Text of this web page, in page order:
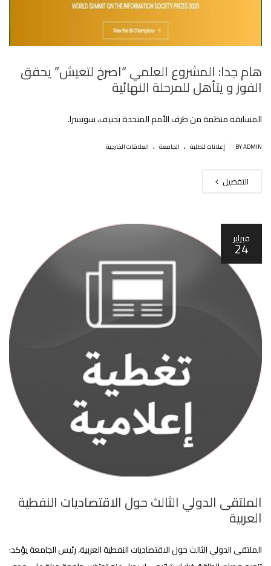
هام جدا: المشروع العلمي “اصرخ لتعيش” يحقق
الفوز و يتأهل للمرحلة النهائية
المسابقة منظمة من طرف الأمم المتحدة بجنيف، سويسرا.
BY ADMIN إعلانات للطلبة . الجامعة . العلاقات الخارجية
التفصيل
فبراير
24
الملتقى الدولي الثالث حول الاقتصاديات النفطية
العربية
الملتقى الدولي الثالث حول الاقتصاديات النفطية العربية، رئيس الجامعة يؤكد: